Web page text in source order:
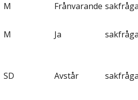
M Frånvarande
M Ja
SD Avstår